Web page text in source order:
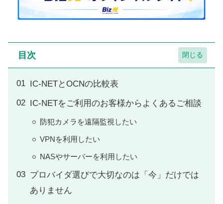
目次
IC-NETとOCNの比較表
IC-NETをご利用のお客様からよくあるご相談
防犯カメラを遠隔監視したい
VPNを利用したい
NASやサーバーを利用したい
プロバイダ選びで大切なのは「今」だけでは
ありません